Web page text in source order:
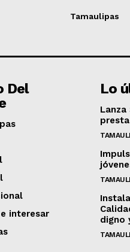
Tamaulipas
Del
interesar
Lo
digno